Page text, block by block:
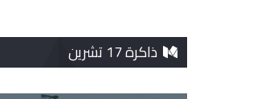
ذاكرة 17 تشرين